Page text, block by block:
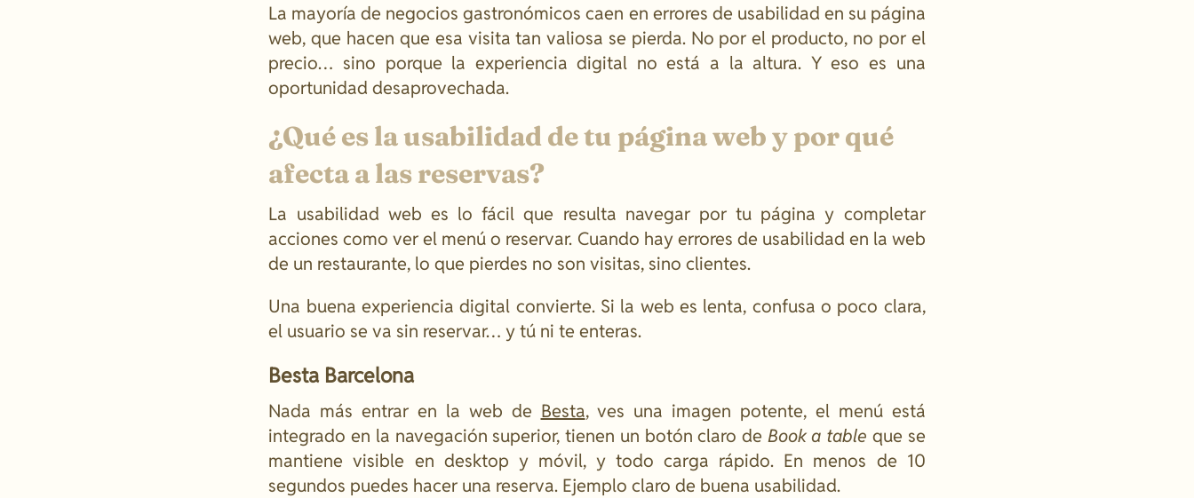
La mayoría de negocios gastronómicos caen en errores de usabilidad en su página
web, que hacen que esa visita tan valiosa se pierda. No por el producto, no por el
precio… sino porque la experiencia digital no está a la altura. Y eso es una
oportunidad desaprovechada.
¿Qué es la usabilidad de tu página web y por qué
afecta a las reservas?
La usabilidad web es lo fácil que resulta navegar por tu página y completar
acciones como ver el menú o reservar. Cuando hay errores de usabilidad en la web
de un restaurante, lo que pierdes no son visitas, sino clientes.
Una buena experiencia digital convierte. Si la web es lenta, confusa o poco clara,
el usuario se va sin reservar… y tú ni te enteras.
Besta Barcelona
Nada más entrar en la web de Besta, ves una imagen potente, el menú está
integrado en la navegación superior, tienen un botón claro de Book a table que se
mantiene visible en desktop y móvil, y todo carga rápido. En menos de 10
segundos puedes hacer una reserva. Ejemplo claro de buena usabilidad.